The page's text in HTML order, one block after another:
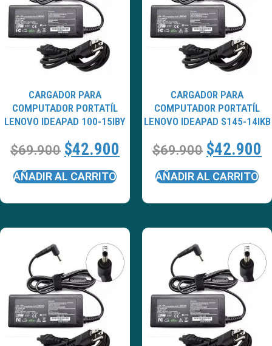
CARGADOR PARA
COMPUTADOR PORTATÍL
LENOVO IDEAPAD 100-15IBY
$69.900 $42.900
AÑADIR AL CARRITO
CARGADOR PARA
COMPUTADOR PORTATÍL
LENOVO IDEAPAD S145-14IKB
$69.900 $42.900
AÑADIR AL CARRITO